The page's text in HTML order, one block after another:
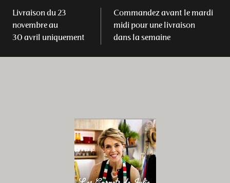
Livraison du 23
novembre au
30 avril uniquement
Commandez avant le mardi
midi pour une livraison
dans la semaine